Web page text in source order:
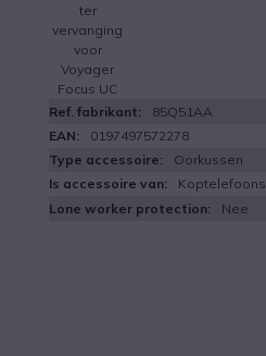
ter
vervanging
voor
Voyager
Focus UC
85Q51AA
0197497572278
Oorkussen
Koptelefoons
Nee